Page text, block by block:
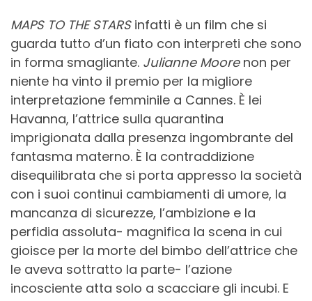
MAPS TO THE STARSinfatti è un film che si
guarda tutto d’un fiato con interpreti che sono
in forma smagliante. Julianne Moorenon per
niente ha vinto il premio per la migliore
interpretazione femminile a Cannes. È lei
Havanna, l’attrice sulla quarantina
imprigionata dalla presenza ingombrante del
fantasma materno. È la contraddizione
disequilibrata che si porta appresso la società
con i suoi continui cambiamenti di umore, la
mancanza di sicurezze, l’ambizione e la
perfidia assoluta- magnifica la scena in cui
gioisce per la morte del bimbo dell’attrice che
le aveva sottratto la parte- l’azione
incosciente atta solo a scacciare gli incubi. E